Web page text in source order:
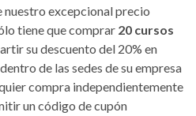
nuestro excepcional precio
tiene que comprar 20 cursos
su descuento del 20% en
de las sedes de su empresa
compra independientemente
un código de cupón